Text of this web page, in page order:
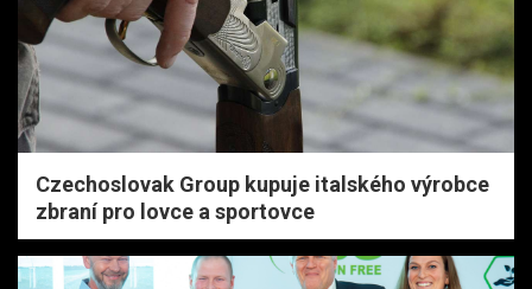
Czechoslovak Group kupuje italského výrobce
zbraní pro lovce a sportovce